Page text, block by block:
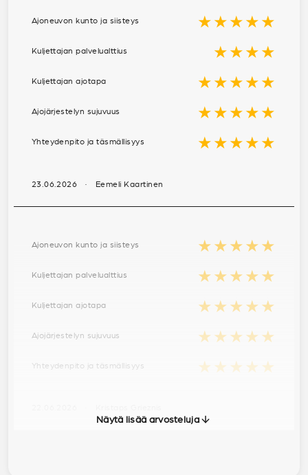
Ajoneuvon kunto ja siisteys ★★★★★
Kuljettajan palvelualttius ★★★★
Kuljettajan ajotapa ★★★★★
Ajojärjestelyn sujuvuus ★★★★★
Yhteydenpito ja täsmällisyys ★★★★★
23.06.2026 · Eemeli Kaartinen
Ajoneuvon kunto ja siisteys ★★★★★
Kuljettajan palvelualttius ★★★★★
Kuljettajan ajotapa ★★★★★
Ajojärjestelyn sujuvuus ★★★★★
Yhteydenpito ja täsmällisyys ★★★★★
Näytä lisää arvosteluja